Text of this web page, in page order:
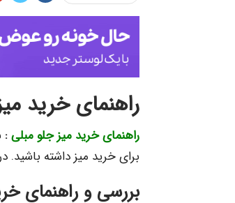
راهنمای خرید
راهنمای خرید میز جلو مبلی:
برای خرید میز داشته باشید.
بررسی و راهنمای